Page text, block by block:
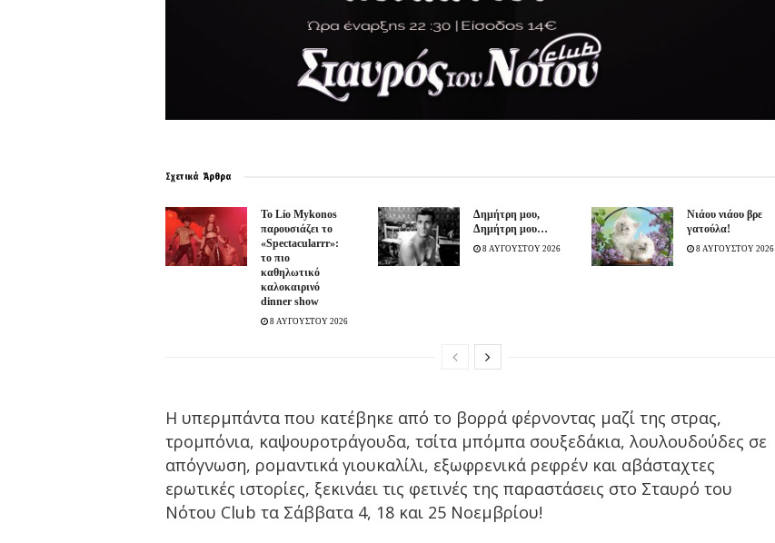
Σχετικά Άρθρα
Το Lío Mykonos
παρουσιάζει το
«Spectacularrr»:
το πιο
καθηλωτικό
καλοκαιρινό
dinner show
8 ΑΥΓΟΥΣΤΟΥ 2026
Δημήτρη μου,
Δημήτρη μου…
8 ΑΥΓΟΥΣΤΟΥ 2026
Νιάου νιάου βρε
γατούλα!
8 ΑΥΓΟΥΣΤΟΥ 2026
Η υπερμπάντα που κατέβηκε από το βορρά φέρνοντας μαζί της στρας,
τρομπόνια, καψουροτράγουδα, τσίτα μπόμπα σουξεδάκια, λουλουδούδες σε
απόγνωση, ρομαντικά γιουκαλίλι, εξωφρενικά ρεφρέν και αβάσταχτες
ερωτικές ιστορίες, ξεκινάει τις φετινές της παραστάσεις στο Σταυρό του
Νότου Club τα Σάββατα 4, 18 και 25 Νοεμβρίου!